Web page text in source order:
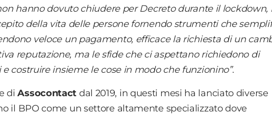
hanno dovuto chiudere per Decreto durante il lockdown,
della vita delle persone fornendo strumenti che
veloce un pagamento, efficace la richiesta di un
reputazione, ma le sfide che ci aspettano richiedono di
costruire insieme le cose in modo che funzionino”.
diAssocontact dal 2019, in questi mesi ha lanciato diverse
il BPO come un settore altamente specializzato dove